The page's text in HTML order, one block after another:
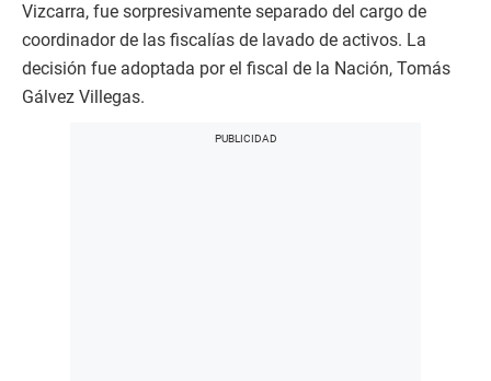
Vizcarra, fue sorpresivamente separado del cargo de
coordinador de las fiscalías de lavado de activos. La
decisión fue adoptada por el fiscal de la Nación, Tomás
Gálvez Villegas.